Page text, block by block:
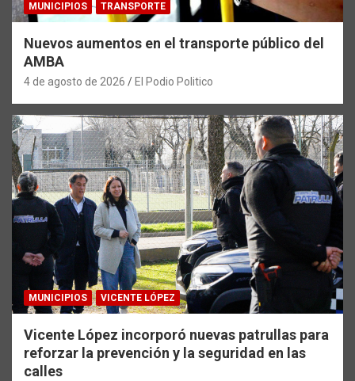
MUNICIPIOS TRANSPORTE
Nuevos aumentos en el transporte público del
AMBA
4 de agosto de 2026 El Podio Politico
MUNICIPIOS VICENTE LÓPEZ
Vicente López incorporó nuevas patrullas para
reforzar la prevención y la seguridad en las
calles